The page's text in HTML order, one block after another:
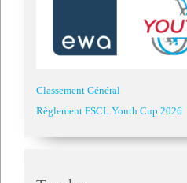
Classement Général
Règlement FSCL Youth Cup 2026